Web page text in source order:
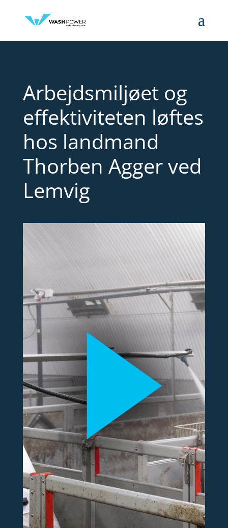
Arbejdsmiljøet og
effektiviteten løftes
hos landmand
Thorben Agger ved
Lemvig